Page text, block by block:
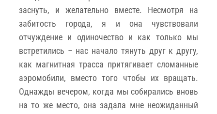
заснуть, и желательно вместе. Несмотря на
забитость города, я и она чувствовали
отчуждение и одиночество и как только мы
встретились – нас начало тянуть друг к другу,
как магнитная трасса притягивает сломанные
аэромобили, вместо того чтобы их вращать.
Однажды вечером, когда мы собирались вновь
на то же место, она задала мне неожиданный